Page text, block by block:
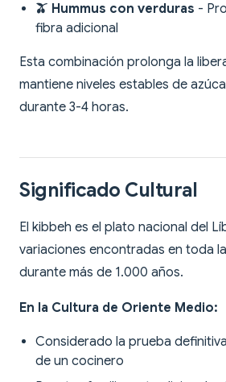
🫒 Hummus con verduras -
fibra adicional
Esta combinación prolonga la
mantiene niveles estables de
durante 3-4 horas.
Significado Cultural
El kibbeh es el plato nacional del
variaciones encontradas en toda
durante más de 1.000 años.
En la Cultura de Oriente Medio:
Considerado la prueba
de un cocinero